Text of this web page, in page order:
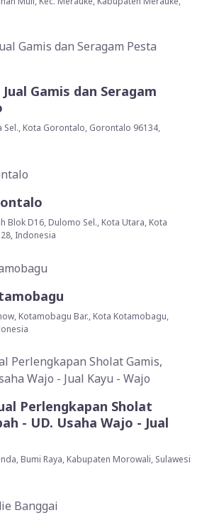
Gamis dan Seragam
Sel., Kota Gorontalo, Gorontalo 96134,
Blok D16, Dulomo Sel., Kota Utara, Kota
Indonesia
Kotamobagu Bar., Kota Kotamobagu,
Perlengkapan Sholat
- UD. Usaha Wajo - Jual
Bumi Raya, Kabupaten Morowali, Sulawesi